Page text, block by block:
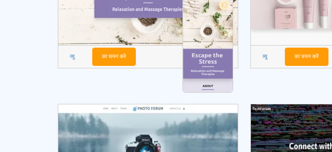
व्यू का चयन करें व्यू का चयन करें